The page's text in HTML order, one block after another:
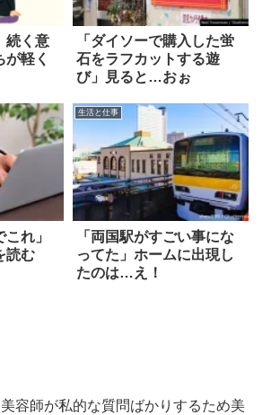
続く意
軽く
「ダイソーで購入した蛍
石をラフカットする遊
び」見ると…おぉ
れ」
読む
生活と仕事
「両国駅がすごい事にな
ってた」ホームに出現し
たのは…え！
美容師が私的な質問ばかりするため美